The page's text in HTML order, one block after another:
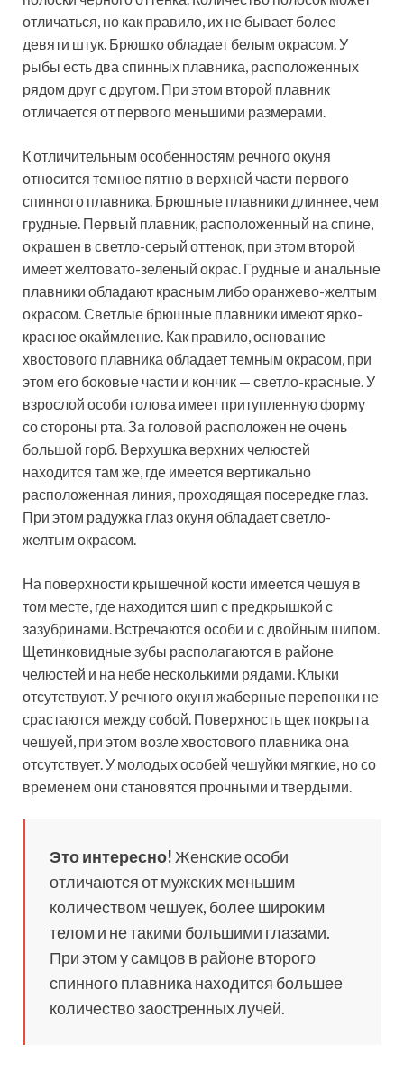
отличаться, но как правило, их не бывает более
девяти штук. Брюшко обладает белым окрасом. У
рыбы есть два спинных плавника, расположенных
рядом друг с другом. При этом второй плавник
отличается от первого меньшими размерами.
К отличительным особенностям речного окуня
относится темное пятно в верхней части первого
спинного плавника. Брюшные плавники длиннее, чем
грудные. Первый плавник, расположенный на спине,
окрашен в светло-серый оттенок, при этом второй
имеет желтовато-зеленый окрас. Грудные и анальные
плавники обладают красным либо оранжево-желтым
окрасом. Светлые брюшные плавники имеют ярко-
красное окаймление. Как правило, основание
хвостового плавника обладает темным окрасом, при
этом его боковые части и кончик — светло-красные. У
взрослой особи голова имеет притупленную форму
со стороны рта. За головой расположен не очень
большой горб. Верхушка верхних челюстей
находится там же, где имеется вертикально
расположенная линия, проходящая посередке глаз.
При этом радужка глаз окуня обладает светло-
желтым окрасом.
На поверхности крышечной кости имеется чешуя в
том месте, где находится шип с предкрышкой с
зазубринами. Встречаются особи и с двойным шипом.
Щетинковидные зубы располагаются в районе
челюстей и на небе несколькими рядами. Клыки
отсутствуют. У речного окуня жаберные перепонки не
срастаются между собой. Поверхность щек покрыта
чешуей, при этом возле хвостового плавника она
отсутствует. У молодых особей чешуйки мягкие, но со
временем они становятся прочными и твердыми.
Это интересно! Женские особи
отличаются от мужских меньшим
количеством чешуек, более широким
телом и не такими большими глазами.
При этом у самцов в районе второго
спинного плавника находится большее
количество заостренных лучей.